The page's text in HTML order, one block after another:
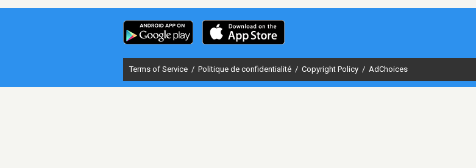
Terms of Service / Politique de confidentialité / Copyright Policy / AdChoices